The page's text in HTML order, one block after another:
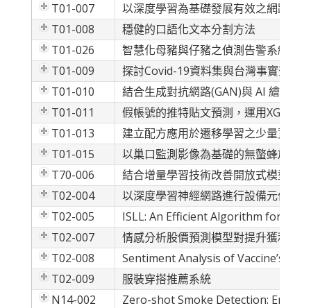
T01-007
以深度學習為基礎發展有效之網路社
T01-008
穩健的口語化文本分割方法
T01-026
智慧化母豬與仔豬之偵測告警系統
T01-009
探討Covid-19資料集與台灣事實查核
T01-010
結合生成對抗網路(GAN)與 AI 繪圖
T01-011
假帳號的推特貼文預測，運用
T01-013
建立配方應用於遷移學習之少量資料
T01-015
以巢口監測影像為基礎的無螫蜂族群
T70-006
結合增量學習技術改善開放式模型訓
T02-004
以深度學習神經網路進行設備元件之
T02-005
ISLL: An Efficient Algorithm for
T02-007
情感分析股價預測模型對提升獲利率
T02-008
Sentiment Analysis of Vaccine’s
T02-009
服裝穿搭推薦系統
N14-002
Zero-shot Smoke Detection: